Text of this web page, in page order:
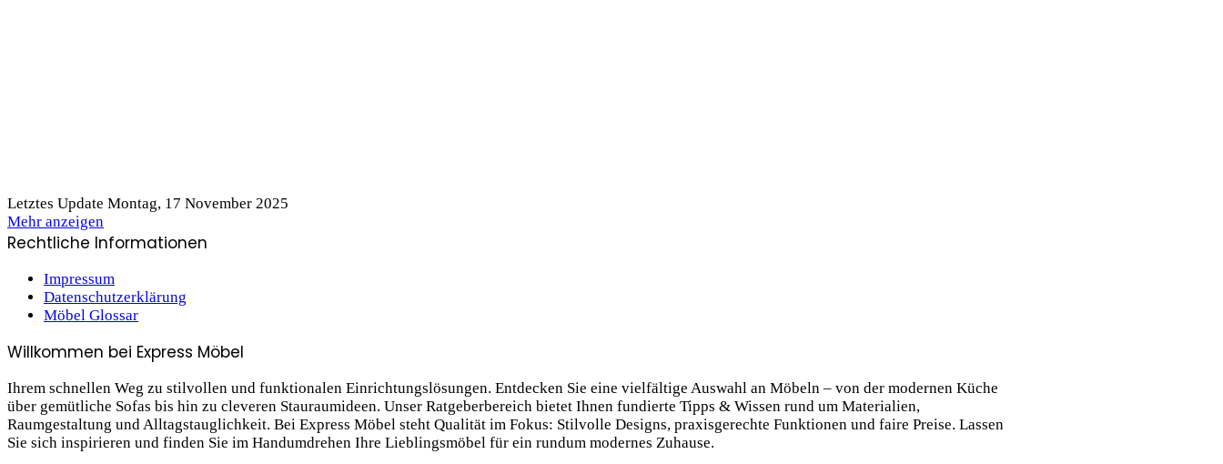
Letztes Update Montag, 17 November 2025
Mehr anzeigen
Rechtliche Informationen
Impressum
Datenschutzerklärung
Möbel Glossar
Willkommen bei Express Möbel
Ihrem schnellen Weg zu stilvollen und funktionalen Einrichtungslösungen. Entdecken Sie eine vielfältige Auswahl an Möbeln – von der modernen Küche
über gemütliche Sofas bis hin zu cleveren Stauraum­ideen. Unser Ratgeberbereich bietet Ihnen fundierte Tipps & Wissen rund um Materialien,
Raumgestaltung und Alltagstauglichkeit. Bei Express Möbel steht Qualität im Fokus: Stilvolle Designs, praxis­gerechte Funktionen und faire Preise. Lassen
Sie sich inspirieren und finden Sie im Handumdrehen Ihre Lieblings­möbel für ein rundum modernes Zuhause.